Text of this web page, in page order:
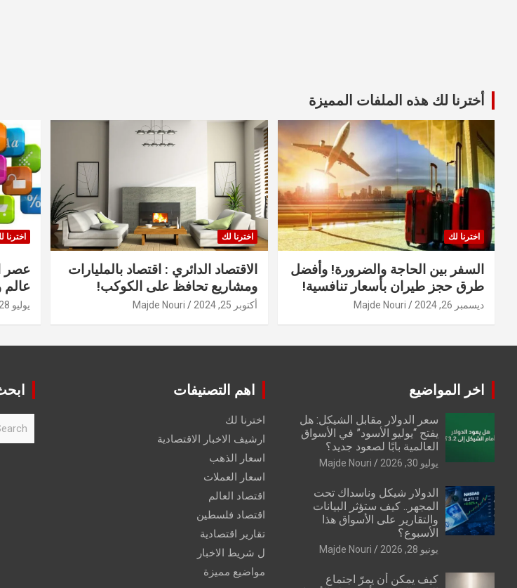
أخترنا لك هذه الملفات المميزة
اخترنا لك
السفر بين الحاجة والضرورة! وأفضل
طرق حجز طيران بأسعار تنافسية!
ديسمبر 26, 2024 Majde Nouri
اخترنا لك
الاقتصاد الدائري : اقتصاد بالمليارات
ومشاريع تحافظ على الكوكب!
أكتوبر 25, 2024 Majde Nouri
اخترنا
عصر
عالم
يوليو 28, 2024
اخر المواضيع
سعر الدولار مقابل الشيكل: هل
يفتح “يوليو الأسود” في الأسواق
العالمية بابًا لصعود جديد؟
يوليو 30, 2026 Majde Nouri
الدولار شيكل وناسداك تحت
المجهر.. كيف ستؤثر البيانات
والتقارير على الأسواق هذا
الأسبوع؟
يونيو 28, 2026 Majde Nouri
كيف يمكن أن يمرّ اجتماع
اهم التصنيفات
اخترنا لك
ارشيف الاخبار الاقتصادية
اسعار الذهب
اسعار العملات
اقتصاد العالم
اقتصاد فلسطين
تقارير اقتصادية
ل شريط الاخبار
مواضيع مميزة